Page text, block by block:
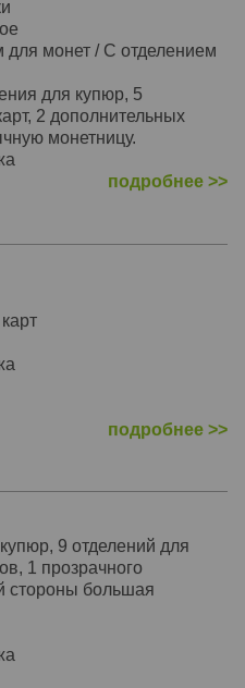
для монет / С отделением
для купюр, 5
2 дополнительных
монетницу.
подробнее >>
подробнее >>
9 отделений для
1 прозрачного
стороны большая